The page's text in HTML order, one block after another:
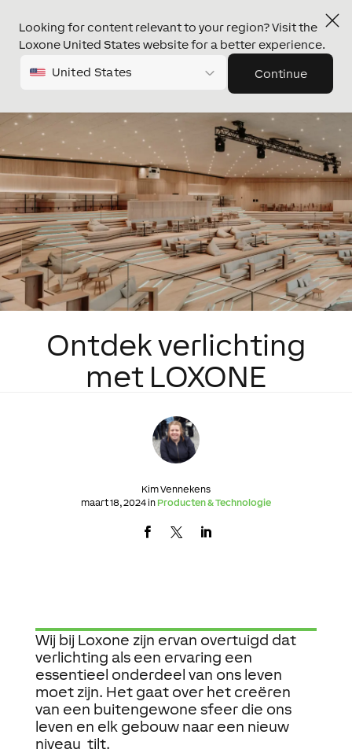
Looking for content relevant to your region? Visit the
Loxone United States website for a better experience.
United States Continue
Ontdek verlichting
met LOXONE
Kim Vennekens
maart 18, 2024 in Producten & Technologie
Wij bijLoxone zijn ervan overtuigd dat
verlichting als een ervaring een
essentieel onderdeel van ons leven
moet zijn. Het gaat over het creëren
van een buitengewone sfeerdie ons
leven en elk gebouw naar een nieuw
niveau tilt.